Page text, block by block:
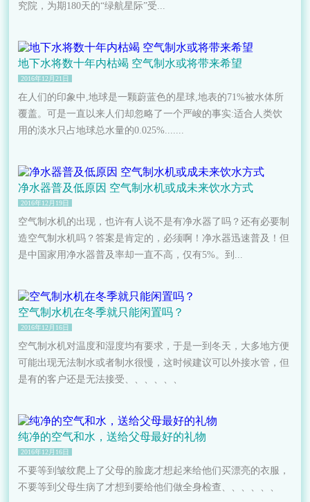
究院，为期180天的“绿航星际”受...
地下水将数十年内枯竭 空气制水或将带来希望
2016年12月21日
在人们的印象中,地球是一颗蔚蓝色的星球,地表的71%被水体所
覆盖。可是一直以来人们却忽略了一个严峻的事实:适合人类饮
用的淡水只占地球总水量的0.025%.......
净水器普及低原因 空气制水机或成未来饮水方式
2016年12月19日
空气制水机​的出现，也许有人说不是有净水器了吗？还有必要制
造空气制水机吗？答案是肯定的，必须啊！净水器迅速普及！但
是中国家用净水器普及率却一直不高，仅有5%。到...
空气制水机在冬季就只能闲置吗？
2016年12月16日
空气制水机​对温度和湿度均有要求，于是一到冬天，大多地方便
可能出现无法制水或者制水很慢，这时候建议可以外接水管，但
是有的客户还是无法接受、、、、、、
纯净的空气和水，送给父母最好的礼物
2016年12月16日
不要等到皱纹爬上了父母的脸庞才想起来给他们买漂亮的衣服，
不要等到父母生病了才想到要给他们做全身检查、、、、、、